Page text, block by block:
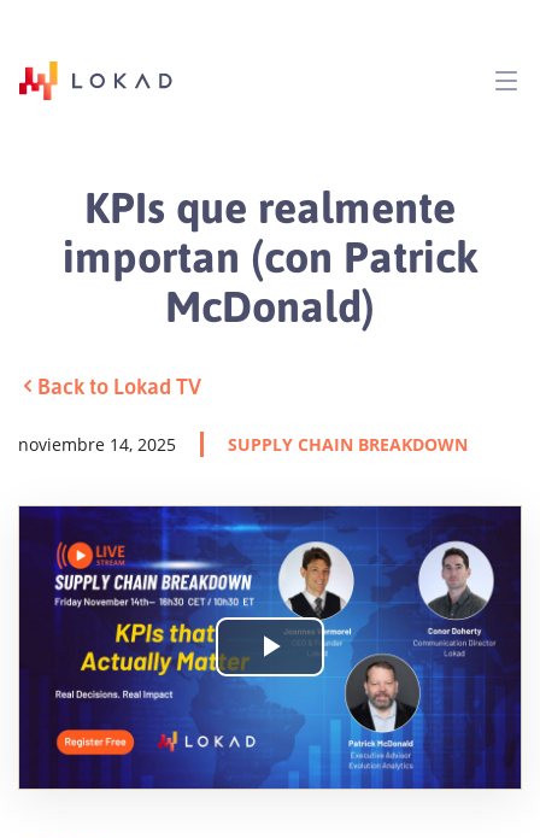
KPIs que realmente
importan (con Patrick
McDonald)
Back to Lokad TV
noviembre 14, 2025 SUPPLY CHAIN BREAKDOWN
Play
Video